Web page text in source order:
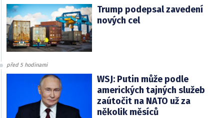
Trump podepsal zavedení
nových cel
před 5 hodinami
WSJ: Putin může podle
amerických tajných služeb
zaútočit na NATO už za
několik měsíců